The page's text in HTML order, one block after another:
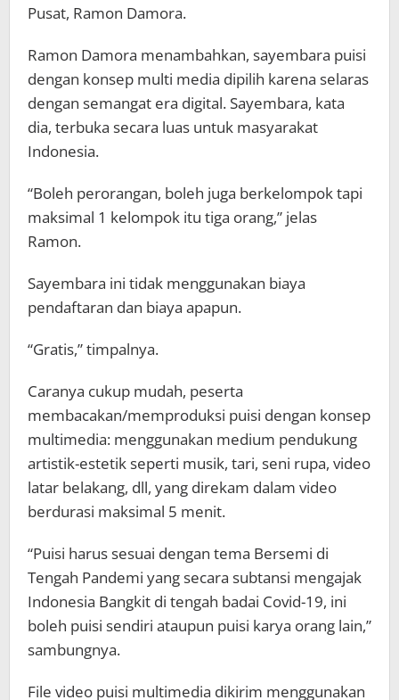
Pusat, Ramon Damora.
Ramon Damora menambahkan, sayembara puisi
dengan konsep multi media dipilih karena selaras
dengan semangat era digital. Sayembara, kata
dia, terbuka secara luas untuk masyarakat
Indonesia.
“Boleh perorangan, boleh juga berkelompok tapi
maksimal 1 kelompok itu tiga orang,” jelas
Ramon.
Sayembara ini tidak menggunakan biaya
pendaftaran dan biaya apapun.
“Gratis,” timpalnya.
Caranya cukup mudah, peserta
membacakan/memproduksi puisi dengan konsep
multimedia: menggunakan medium pendukung
artistik-estetik seperti musik, tari, seni rupa, video
latar belakang, dll, yang direkam dalam video
berdurasi maksimal 5 menit.
“Puisi harus sesuai dengan tema Bersemi di
Tengah Pandemi yang secara subtansi mengajak
Indonesia Bangkit di tengah badai Covid-19, ini
boleh puisi sendiri ataupun puisi karya orang lain,”
sambungnya.
File video puisi multimedia dikirim menggunakan